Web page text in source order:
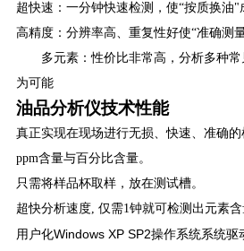
超快速：一分钟快速检测，使“按质换油"
高精度：分辨率高、重复性好使“准确测
多元素：性价比非常高，分析多种
为可能
油品分析仪技术性能
真正实现在现场进行无损、快速、准确
ppm含量与百分比含量。
只需将样品杯取样，放在测试槽。
超快分析速度, 仅需1钟就可检测出元素含
用户化Windows XP SP2操作系统系统驱